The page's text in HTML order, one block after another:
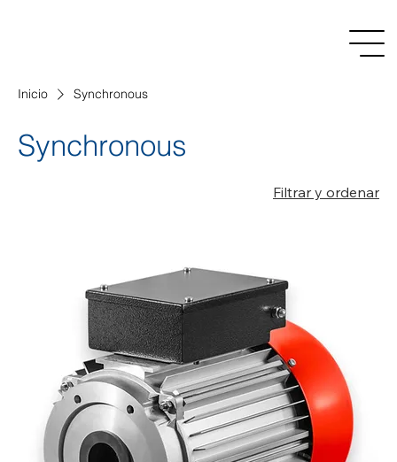
Inicio Synchronous
Synchronous
Filtrar y ordenar